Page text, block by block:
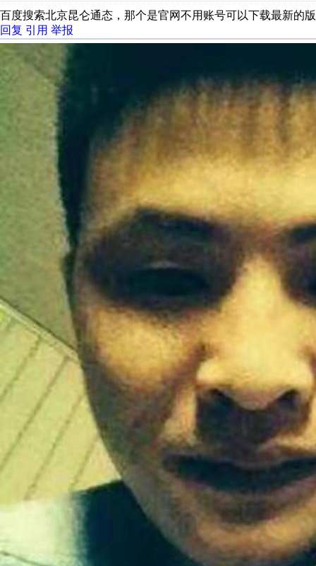
百度搜索北京昆仑通态，那个是官网不用账号可以下载最新的
回复 引用 举报